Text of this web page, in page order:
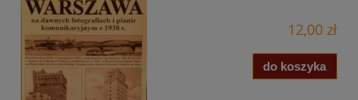
12,00 zł
do koszyka